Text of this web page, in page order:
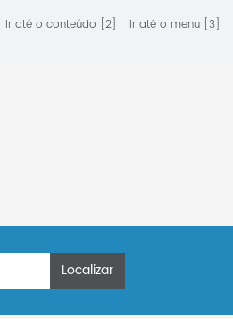
Ir até o conteúdo [2] Ir até o menu [3]
Localizar